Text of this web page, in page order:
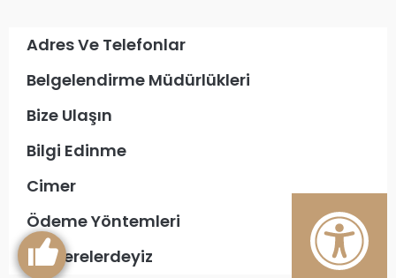
Adres Ve Telefonlar
Belgelendirme Müdürlükleri
Bize Ulaşın
Bilgi Edinme
Cimer
Ödeme Yöntemleri
Biz Nerelerdeyiz